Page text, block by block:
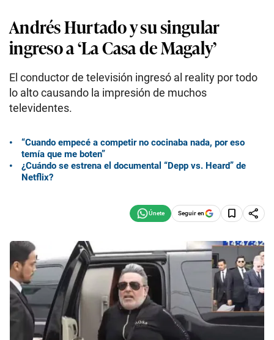
Andrés Hurtado y su singular
ingreso a ‘La Casa de Magaly’
El conductor de televisión ingresó al reality por todo
lo alto causando la impresión de muchos
televidentes.
“Cuando empecé a competir no cocinaba nada, por eso
temía que me boten”
¿Cuándo se estrena el documental “Depp vs. Heard” de
Netflix?
Seguir en